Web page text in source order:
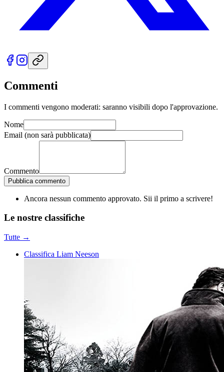
Commenti
I commenti vengono moderati: saranno visibili dopo l'approvazione.
Nome
Email (non sarà pubblicata)
Commento
Pubblica commento
Ancora nessun commento approvato. Sii il primo a scrivere!
Le nostre classifiche
Tutte →
Classifica Liam Neeson